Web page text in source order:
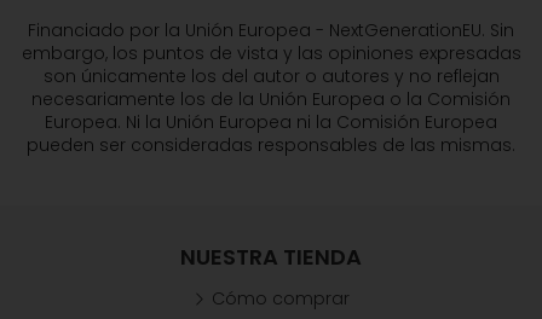
Financiado por la Unión Europea - NextGenerationEU. Sin
embargo, los puntos de vista y las opiniones expresadas
son únicamente los del autor o autores y no reflejan
necesariamente los de la Unión Europea o la Comisión
Europea. Ni la Unión Europea ni la Comisión Europea
pueden ser consideradas responsables de las mismas.
NUESTRA TIENDA
Cómo comprar